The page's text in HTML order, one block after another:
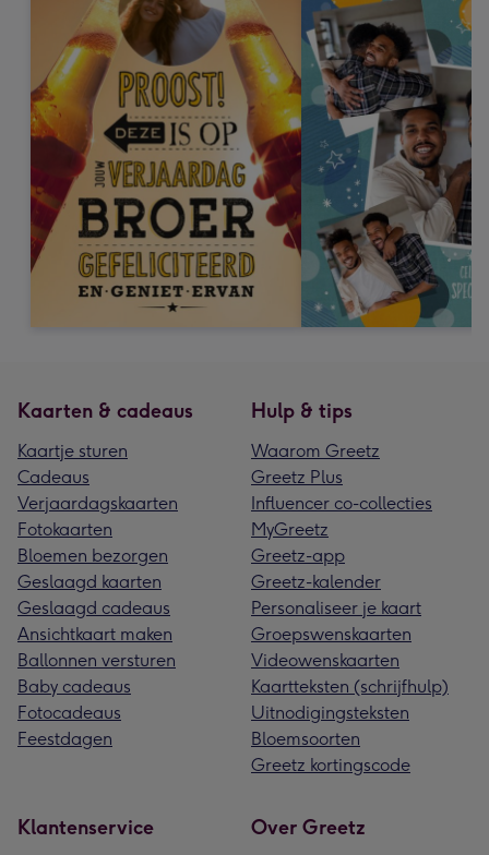
Kaarten & cadeaus
Kaartje sturen
Cadeaus
Verjaardagskaarten
Fotokaarten
Bloemen bezorgen
Geslaagd kaarten
Geslaagd cadeaus
Ansichtkaart maken
Ballonnen versturen
Baby cadeaus
Fotocadeaus
Feestdagen
Hulp & tips
Waarom Greetz
Greetz Plus
Influencer co-collecties
MyGreetz
Greetz-app
Greetz-kalender
Personaliseer je kaart
Groepswenskaarten
Videowenskaarten
Kaartteksten (schrijfhulp)
Uitnodigingsteksten
Bloemsoorten
Greetz kortingscode
Klantenservice Over Greetz